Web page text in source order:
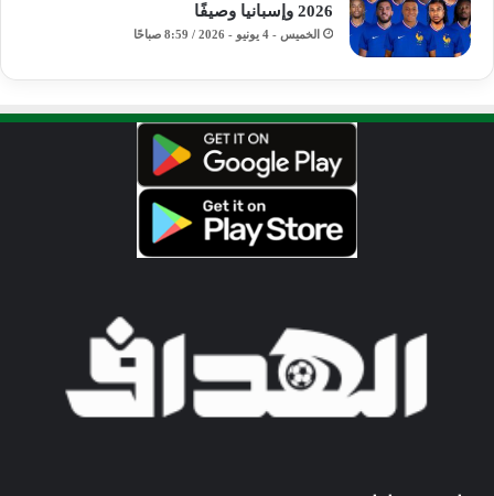
2026 وإسبانيا وصيفًا
الخميس - 4 يونيو - 2026 / 8:59 صباحًا